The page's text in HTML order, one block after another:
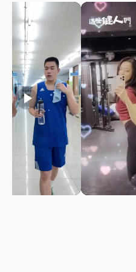
play_arrow